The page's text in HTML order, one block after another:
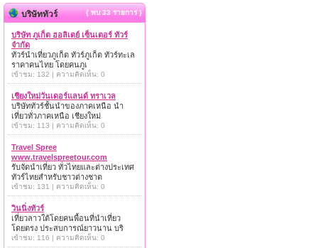
บริษัททัวร์ { พบ 33 รายการ }
บริษัท ภูเก็ต ฮอลิเดย์ เซ็นเตอร์ ทัวร์
จำกัด
ทัวร์นำเที่ยวภูเก็ต ทัวร์ภูเก็ต ทัวร์ทะเล
ราคาคนไทย โดยคนภูเ
เข้าชม: 132 | ความคิดเห็น: 0
เชียงใหม่วันเดอร์แลนด์ ทราเวล
บริษัททัวร์ชั้นนำของภาคเหนือ นำ
เที่ยวทั่วภาคเหนือ เชียงใหม่
เข้าชม: 113 | ความคิดเห็น: 0
Travel Spree
www.travelspreetour.com
รับจัดนำเที่ยว ทั่วไทยและต่างประเทศ
ทัวร์ไทยสำหรับชาวต่างชาต
เข้าชม: 131 | ความคิดเห็น: 0
วินนิ่งทัวร์
เที่ยวลาวใต้โดยคนพื้อนที่นำเที่ยว
โดยตรง ประสบการณ์ยาวนาน บริ
เข้าชม: 116 | ความคิดเห็น: 0